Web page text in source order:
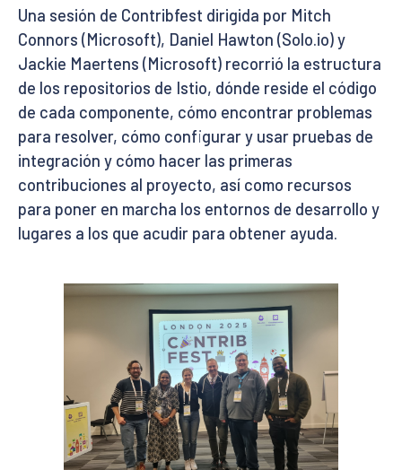
Una sesión de Contribfest dirigida por Mitch
Connors (Microsoft), Daniel Hawton (Solo.io) y
Jackie Maertens (Microsoft) recorrió la estructura
de los repositorios de Istio, dónde reside el código
de cada componente, cómo encontrar problemas
para resolver, cómo configurar y usar pruebas de
integración y cómo hacer las primeras
contribuciones al proyecto, así como recursos
para poner en marcha los entornos de desarrollo y
lugares a los que acudir para obtener ayuda.